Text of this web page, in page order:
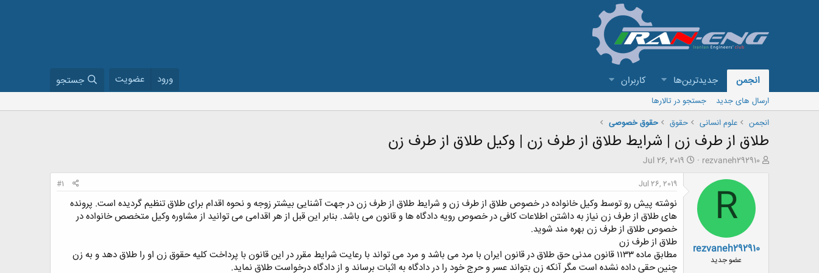
انجمن جدیدترین‌ها کاربران ورود عضویت جستجو
ارسال های جدید
جستجو در تالارها
انجمن
علوم انسانی حقوق حقوق خصوصی
طلاق از طرف زن | شرایط طلاق از طرف زن | وکیل طلاق از طرف زن
ش
ه
rezvaneh292910
ت
ا
ی
Jul 26, 2019
R
rezvaneh292910
عضو جدید
Jul 26, 2019
#1
نوشته پیش رو توسط وکیل خانواده در خصوص طلاق از طرف زن و شرایط طلاق از طرف زن در جهت آشنایی بیشتر زوجه و نحوه اقدام برای طلاق تنظیم گردیده است. پرونده
های طلاق از طرف زن نیاز به داشتن اطلاعات کافی در خصوص رویه دادگاه ها و قانون می باشد. بنابر این قبل از هر اقدامی می توانید از مشاوره وکیل متخصص خانواده در
خصوص طلاق از طرف زن بهره مند شوید.
طلاق از طرف زن
مطابق ماده ۱۱۳۳ قانون مدنی حق طلاق در قانون ایران با مرد می باشد و مرد می تواند با رعایت شرایط مقرر در این قانون با پرداخت کلیه حقوق زن او را طلاق دهد و به زن
چنین حقی داده نشده است مگر آنکه زن بتواند عسر و حرج خود را در دادگاه به اثبات برساند و از دادگاه درخواست طلاق نماید.